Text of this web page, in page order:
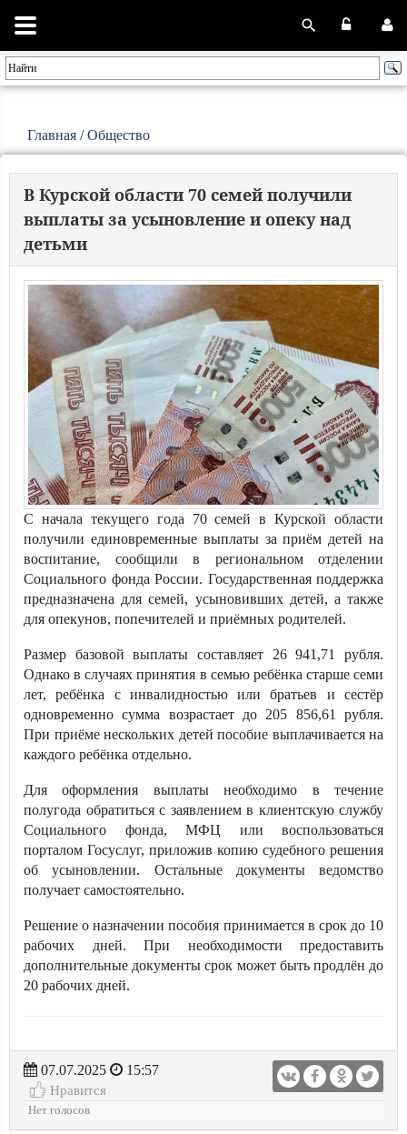
Главная /Общество
В Курской области 70 семей получили
выплаты за усыновление и опеку над
детьми
С начала текущего года 70 семей в Курской области
получили единовременные выплаты за приём детей на
воспитание, сообщили в региональном отделении
Социального фонда России. Государственная поддержка
предназначена для семей, усыновивших детей, а также
для опекунов, попечителей и приёмных родителей.
Размер базовой выплаты составляет 26 941,71 рубля.
Однако в случаях принятия в семью ребёнка старше семи
лет, ребёнка с инвалидностью или братьев и сестёр
одновременно сумма возрастает до 205 856,61 рубля.
При приёме нескольких детей пособие выплачивается на
каждого ребёнка отдельно.
Для оформления выплаты необходимо в течение
полугода обратиться с заявлением в клиентскую службу
Социального фонда, МФЦ или воспользоваться
порталом Госуслуг, приложив копию судебного решения
об усыновлении. Остальные документы ведомство
получает самостоятельно.
Решение о назначении пособия принимается в срок до 10
рабочих дней. При необходимости предоставить
дополнительные документы срок может быть продлён до
20 рабочих дней.
07.07.2025
15:57
Нравится
Нет голосов